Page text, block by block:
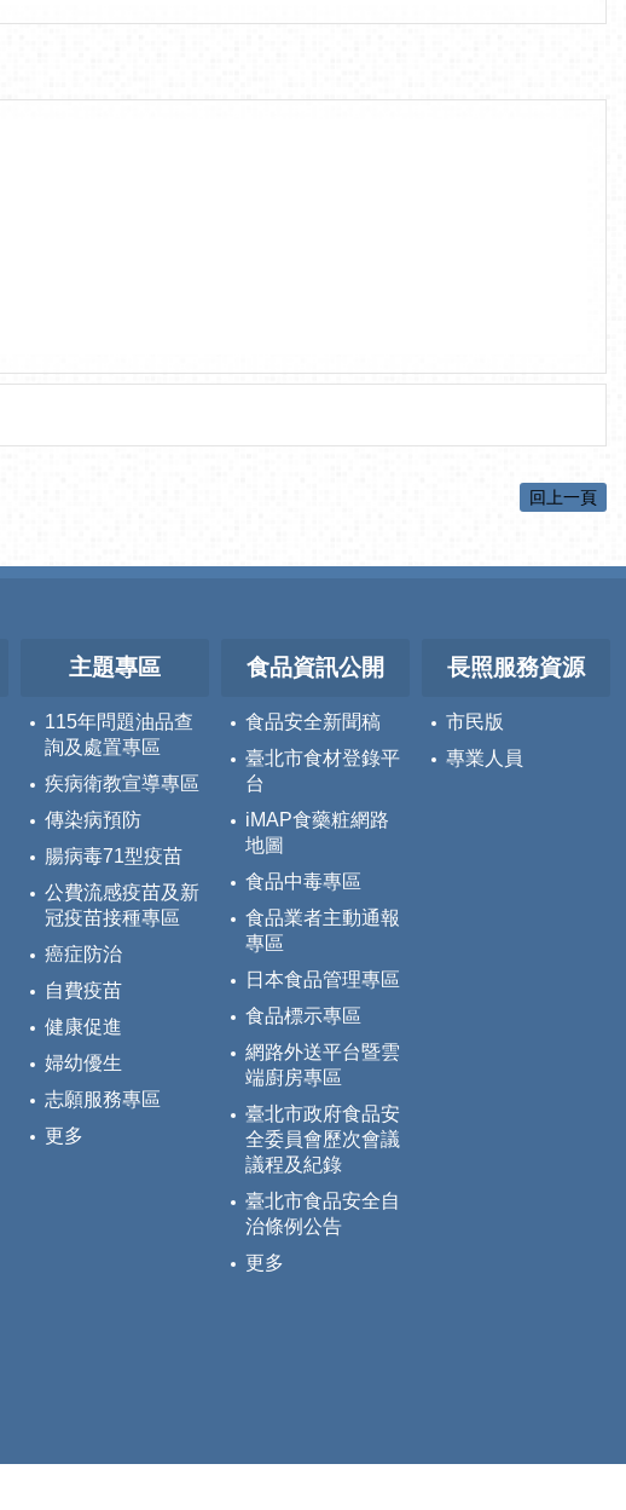
回上一頁
主題專區
115年問題油品查
詢及處置專區
疾病衛教宣導專區
傳染病預防
腸病毒71型疫苗
公費流感疫苗及新
冠疫苗接種專區
癌症防治
自費疫苗
健康促進
婦幼優生
志願服務專區
更多
食品資訊公開
食品安全新聞稿
臺北市食材登錄平
台
iMAP食藥粧網路
地圖
食品中毒專區
食品業者主動通報
專區
日本食品管理專區
食品標示專區
網路外送平台暨雲
端廚房專區
臺北市政府食品安
全委員會歷次會議
議程及紀錄
臺北市食品安全自
治條例公告
更多
長照服務資源
市民版
專業人員